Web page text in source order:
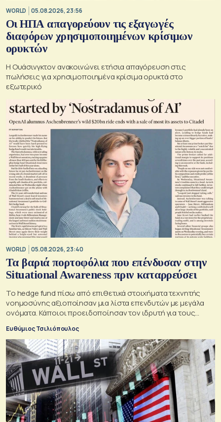
WORLD 05.08.2026, 23:56
Οι ΗΠΑ απαγορεύουν τις εξαγωγές
διαφόρων χρησιμοποιημένων κρίσιμων
ορυκτών
Η Ουάσινγκτον ανακοινώνει ετήσια απαγόρευση στις
πωλήσεις για χρησιμοποιημένα κρίσιμα ορυκτά στο
εξωτερικό
WORLD 05.08.2026, 23:40
Τα βαριά πορτοφόλια που επένδυσαν στην
Situational Awareness πριν καταρρεύσει
Το hedge fund πίσω από επιθετικά στοιχήματα τεχνητής
νοημοσύνης αξιοποίησαν μια λίστα επενδυτών με μεγάλα
ονόματα. Κάποιοι προειδοποίησαν τον ιδρυτή για τους
Ευθύμιος Τσιλιόπουλος